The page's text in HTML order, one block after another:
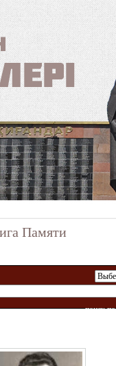
Памяти
поиск